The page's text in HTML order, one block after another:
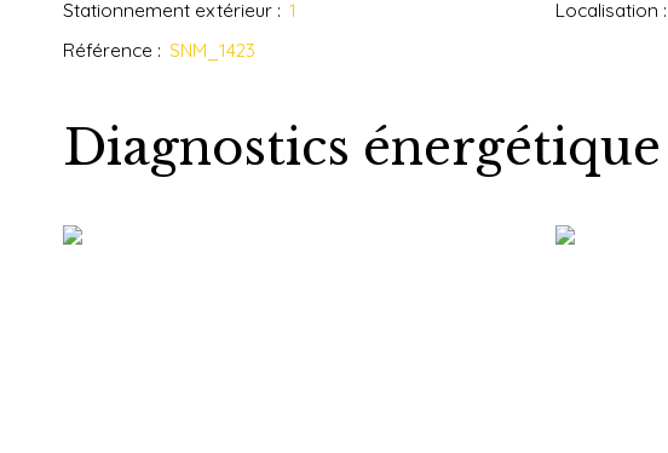
Stationnement extérieur : 1 Localisation :
Référence : SNM_1423
Diagnostics énergétique